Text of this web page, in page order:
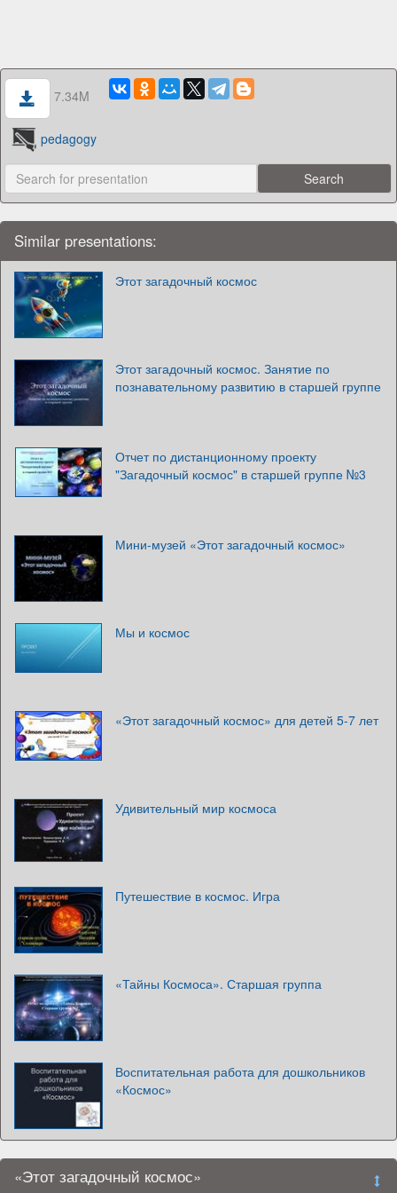
7.34M
pedagogy
Similar presentations:
Этот загадочный космос
Этот загадочный космос. Занятие по
познавательному развитию в старшей группе
Отчет по дистанционному проекту
"Загадочный космос" в старшей группе №3
Мини-музей «Этот загадочный космос»
Мы и космос
«Этот загадочный космос» для детей 5-7 лет
Удивительный мир космоса
Путешествие в космос. Игра
«Тайны Космоса». Старшая группа
Воспитательная работа для дошкольников
«Космос»
«Этот загадочный космос»